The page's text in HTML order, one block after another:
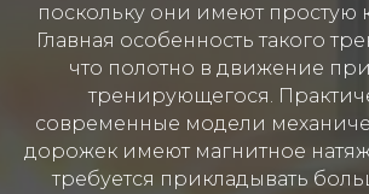
поскольку они имеют простую
Главная особенность такого
что полотно в движение
тренирующегося.
современные модели
дорожек имеют магнитное
требуется прикладывать